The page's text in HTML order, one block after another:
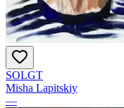
SOLGT
Misha Lapitskiy
—